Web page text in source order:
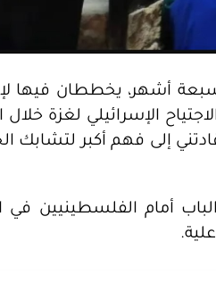
أشهر، يخططان فيها
الإسرائيلي لغزة خلال
إلى فهم أكبر لتشابك
أمام الفلسطينيين في